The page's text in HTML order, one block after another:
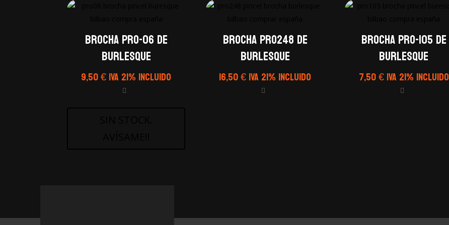
Brocha PRO-06 de
Burlesque
9,50€IVA 21% Incluido
Brocha PRO248 de
Burlesque
16,50€IVA 21% Incluido
Brocha PRO-105 de
Burlesque
7,50€IVA 21% Incluido